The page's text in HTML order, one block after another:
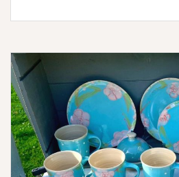
Tanzturnier
den
(Unterhaltung
/
Freizeit
|
Bad
Bevensen)